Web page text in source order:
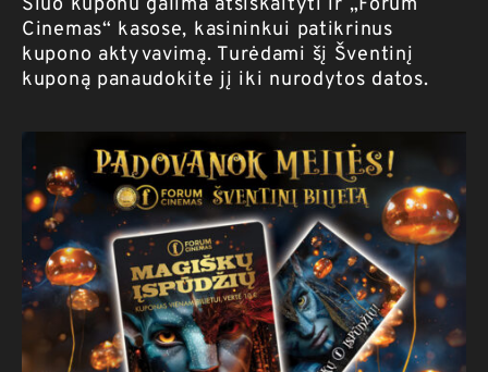
Cinemas“ kasose, kasininkui patikrinus
kupono aktyvavimą. Turėdami šį Šventinį
kuponą panaudokite jį iki nurodytos datos.